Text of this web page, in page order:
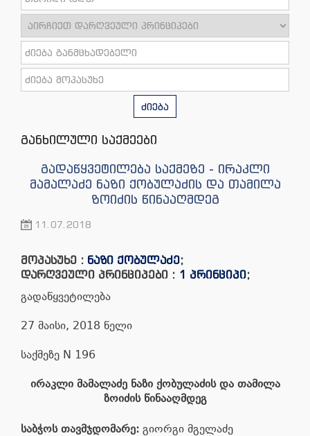
ძიება
განხილული საქმეები
გადაწყვეტილება საქმეზე - ირაკლი
მამალაძე ნაზი ქობულაძის და თამილა
ზოიძის წინააღმდეგ
11.07.2018
მოპასუხე : ნაზი ქობულაძე;
დარღვეული პრინციპები : 1 პრინციპი;
გადაწყვეტილება
27 მაისი, 2018 წელი
საქმეზე N 196
ირაკლი მამალაძე ნაზი ქობულაძის და თამილა
ზოიძის წინააღმდეგ
საბჭოს თავმჯდომარე: გიორგი მგელაძე